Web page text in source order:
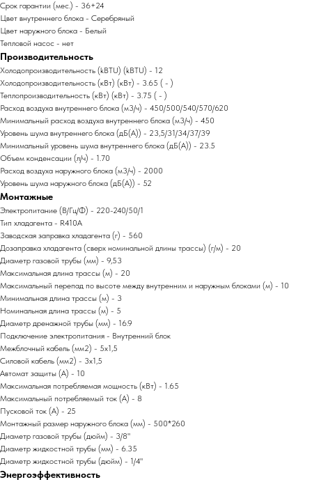
Срок гарантии (мес.) - 36+24
Цвет внутреннего блока - Серебряный
Цвет наружного блока - Белый
Тепловой насос - нет
Производительность
Холодопроизводительность (kBTU) (kBTU) - 12
Холодопроизводительность (кВт) (кВт) - 3.65 ( - )
Теплопроизводительность (кВт) (кВт) - 3.75 ( - )
Расход воздуха внутреннего блока (м3/ч) - 450/500/540/570/620
Минимальный расход воздуха внутреннего блока (м3/ч) - 450
Уровень шума внутреннего блока (дБ(А)) - 23,5/31/34/37/39
Минимальный уровень шума внутреннего блока (дБ(А)) - 23.5
Объем конденсации (л/ч) - 1.70
Расход воздуха наружного блока (м3/ч) - 2000
Уровень шума наружного блока (дБ(А)) - 52
Монтажные
Электропитание (В/Гц/Ф) - 220-240/50/1
Тип хладагента - R410A
Заводская заправка хладагента (г) - 560
Дозаправка хладагента (сверх номинальной длины трассы) (г/м) - 20
Диаметр газовой трубы (мм) - 9,53
Максимальная длина трассы (м) - 20
Максимальный перепад по высоте между внутренним и наружным блоками (м) - 10
Минимальная длина трассы (м) - 3
Номинальная длина трассы (м) - 5
Диаметр дренажной трубы (мм) - 16.9
Подключение электропитания - Внутренний блок
Межблочный кабель (мм2) - 5x1,5
Силовой кабель (мм2) - 3x1,5
Автомат защиты (А) - 10
Максимальная потребляемая мощность (кВт) - 1.65
Максимальный потребляемый ток (А) - 8
Пусковой ток (А) - 25
Монтажный размер наружного блока (мм) - 500*260
Диаметр газовой трубы (дюйм) - 3/8"
Диаметр жидкостной трубы (мм) - 6.35
Диаметр жидкостной трубы (дюйм) - 1/4"
Энергоэффективность